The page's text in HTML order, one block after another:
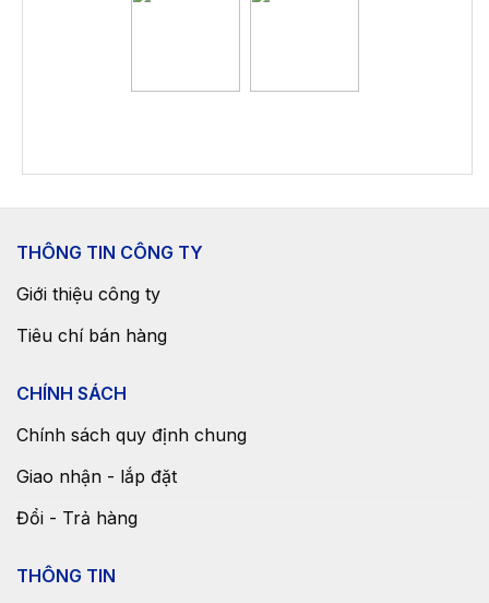
THÔNG TIN CÔNG TY
Giới thiệu công ty
Tiêu chí bán hàng
CHÍNH SÁCH
Chính sách quy định chung
Giao nhận - lắp đặt
Đổi - Trả hàng
THÔNG TIN